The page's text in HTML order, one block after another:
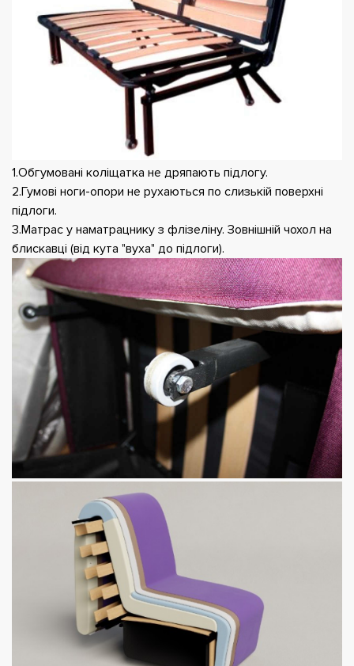
1.Обгумовані коліщатка не дряпають підлогу.
2.Гумові ноги-опори не рухаються по слизькій поверхні
підлоги.
3.Матрас у наматрацнику з флізеліну. Зовнішній чохол на
блискавці (від кута "вуха" до підлоги).